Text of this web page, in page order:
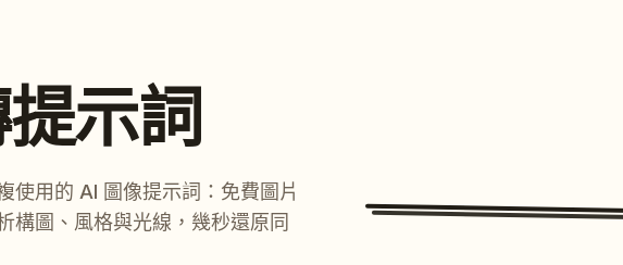
示詞
使用的 AI 圖像提示詞：免費圖片
構圖、風格與光線，幾秒還原同